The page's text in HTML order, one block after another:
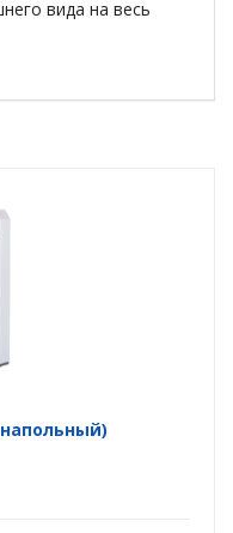
вида на весь